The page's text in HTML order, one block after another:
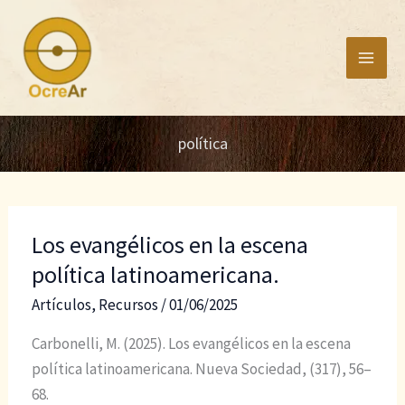
contenido
política
Los evangélicos en la escena
política latinoamericana.
Artículos, Recursos /01/06/2025
Carbonelli, M. (2025). Los evangélicos en la escena
política latinoamericana. Nueva Sociedad, (317), 56–
68.